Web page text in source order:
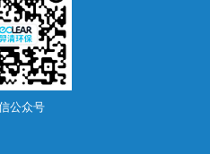
公众号